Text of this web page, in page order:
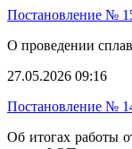
Постановление №
О проведении
27.05.2026 09:16
Постановление №
Об итогах работы